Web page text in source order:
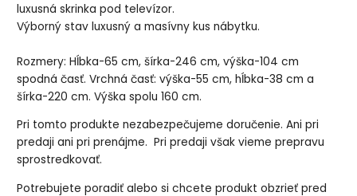
luxusná skrinka pod televízor.
Výborný stav luxusný a masívny kus nábytku.
Rozmery: Hĺbka-65 cm, šírka-246 cm, výška-104 cm
spodná časť. Vrchná časť: výška-55 cm, hĺbka-38 cm a
šírka-220 cm. Výška spolu 160 cm.
Pri tomto produkte nezabezpečujeme doručenie. Ani pri
predaji ani pri prenájme. Pri predaji však vieme prepravu
sprostredkovať.
Potrebujete poradiť alebo si chcete produkt obzrieť pred